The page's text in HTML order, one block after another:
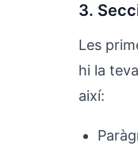
3.
Les
hi la
així: